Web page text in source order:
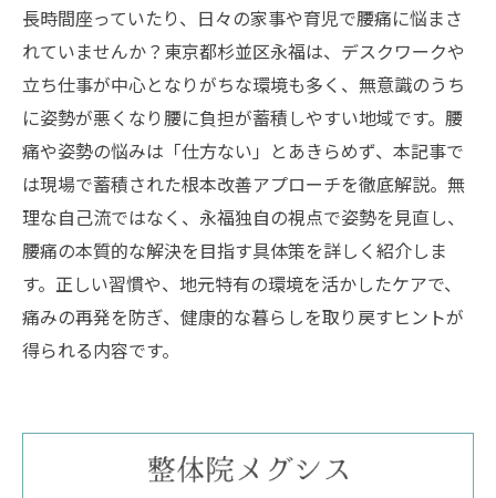
長時間座っていたり、日々の家事や育児で腰痛に悩まさ
れていませんか？東京都杉並区永福は、デスクワークや
立ち仕事が中心となりがちな環境も多く、無意識のうち
に姿勢が悪くなり腰に負担が蓄積しやすい地域です。腰
痛や姿勢の悩みは「仕方ない」とあきらめず、本記事で
は現場で蓄積された根本改善アプローチを徹底解説。無
理な自己流ではなく、永福独自の視点で姿勢を見直し、
腰痛の本質的な解決を目指す具体策を詳しく紹介しま
す。正しい習慣や、地元特有の環境を活かしたケアで、
痛みの再発を防ぎ、健康的な暮らしを取り戻すヒントが
得られる内容です。